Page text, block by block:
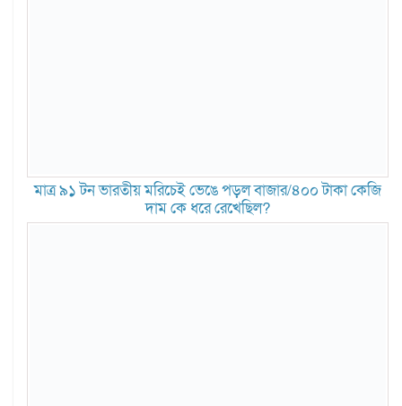
মাত্র ৯১ টন ভারতীয় মরিচেই ভেঙে পড়ল বাজার/৪০০ টাকা কেজি
দাম কে ধরে রেখেছিল?